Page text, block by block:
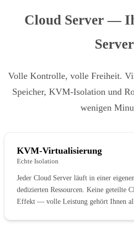
Cloud Server —
Server
Volle Kontrolle, volle Freiheit.
Speicher, KVM-Isolation und
wenigen
KVM-Virtualisierung
Echte Isolation
Jeder Cloud Server läuft in einer
dedizierten Ressourcen. Keine geteilte
Effekt — volle Leistung gehört Ihnen